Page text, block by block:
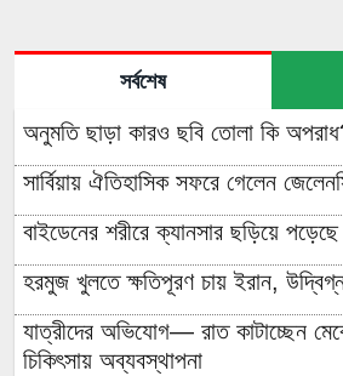
সর্বশেষ
অনুমতি ছাড়া কারও ছবি তোলা কি
সার্বিয়ায় ঐতিহাসিক সফরে গেলেন
বাইডেনের শরীরে ক্যানসার ছড়িয়ে পড়েছে
হরমুজ খুলতে ক্ষতিপূরণ চায় ইরান,
যাত্রীদের অভিযোগ— রাত কাটাচ্ছেন
চিকিৎসায় অব্যবস্থাপনা